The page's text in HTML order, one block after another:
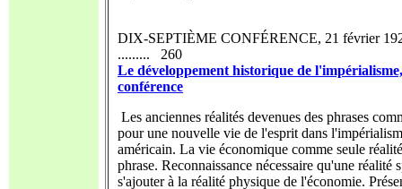
DIX-SEPTIÈME CONFÉRENCE, 21 février
......... 260
Le développement historique de
conférence
Les anciennes réalités devenues des phrases
pour une nouvelle vie de l'esprit dans
américain. La vie économique comme seule
phrase. Reconnaissance nécessaire qu'une réalité
s'ajouter à la réalité physique de l'économie.